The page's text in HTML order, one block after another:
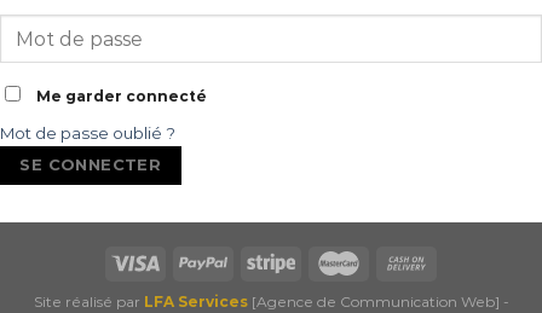
Me garder connecté
Mot de passe oublié ?
SE CONNECTER
Site réalisé par LFA Services[Agence de Communication Web] -